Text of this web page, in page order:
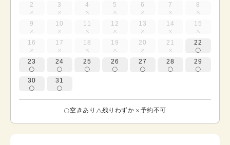
2 3 4 5 6 7 8
9 10 11 12 13 14 15
16 17 18 19 20 21 22
23 24 25 26 27 28 29
30 31
空きあり 残りわずか 予約不可